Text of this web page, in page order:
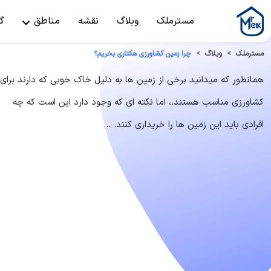
مسترملک وبلاگ نقشه مناطق
مسترملک وبلاگ چرا زمین کشاورزی هکتاری بخریم؟
همانطور که میدانید برخی از زمین ها به دلیل خاک خوبی که دارند برای
کشاورزی مناسب هستند.، اما نکته ای که وجود دارد این است که چه
افرادی باید این زمین ها را خریداری کنند. ...